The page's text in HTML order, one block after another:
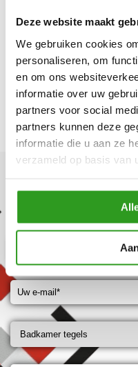
Deze website maakt
We gebruiken cookies
personaliseren, om
en om ons
informatie over uw
partners voor social
partners kunnen deze
informatie die u aan ze
verzameld op basis van
Inspiratie